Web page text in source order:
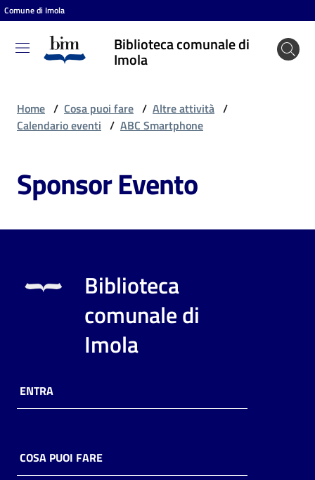
Vai al contenuto
Vai alla navigazione
Vai al footer
Comune di Imola
Biblioteca comunale di
Imola
Biblioteca
comunale
puoi
Risorse
online
Home / Cosa puoi fare / Altre attività /
Calendario eventi / ABC Smartphone
Sponsor Evento
Biblioteca
comunale di
Imola
ENTRA
COSA PUOI FARE